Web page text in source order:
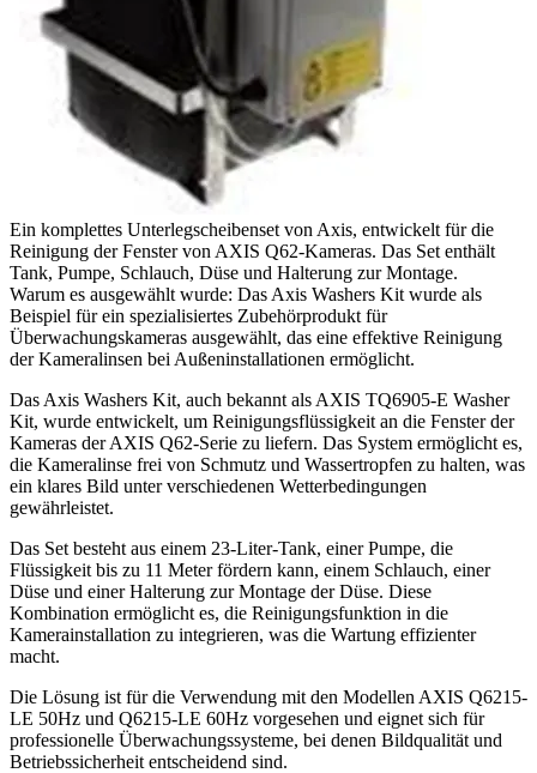
Ein komplettes Unterlegscheibenset von Axis, entwickelt für die
Reinigung der Fenster von AXIS Q62-Kameras. Das Set enthält
Tank, Pumpe, Schlauch, Düse und Halterung zur Montage.
Warum es ausgewählt wurde: Das Axis Washers Kit wurde als
Beispiel für ein spezialisiertes Zubehörprodukt für
Überwachungskameras ausgewählt, das eine effektive Reinigung
der Kameralinsen bei Außeninstallationen ermöglicht.
Das Axis Washers Kit, auch bekannt als AXIS TQ6905-E Washer
Kit, wurde entwickelt, um Reinigungsflüssigkeit an die Fenster der
Kameras der AXIS Q62-Serie zu liefern. Das System ermöglicht es,
die Kameralinse frei von Schmutz und Wassertropfen zu halten, was
ein klares Bild unter verschiedenen Wetterbedingungen
gewährleistet.
Das Set besteht aus einem 23-Liter-Tank, einer Pumpe, die
Flüssigkeit bis zu 11 Meter fördern kann, einem Schlauch, einer
Düse und einer Halterung zur Montage der Düse. Diese
Kombination ermöglicht es, die Reinigungsfunktion in die
Kamerainstallation zu integrieren, was die Wartung effizienter
macht.
Die Lösung ist für die Verwendung mit den Modellen AXIS Q6215-
LE 50Hz und Q6215-LE 60Hz vorgesehen und eignet sich für
professionelle Überwachungssysteme, bei denen Bildqualität und
Betriebssicherheit entscheidend sind.